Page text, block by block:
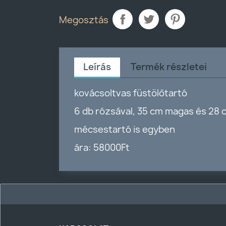
Megosztás
Leírás Termék részletei
kovácsoltvas füstölőtartó
6 db rózsával, 35 cm magas és 28
mécsestartó is egyben
ára: 58000Ft